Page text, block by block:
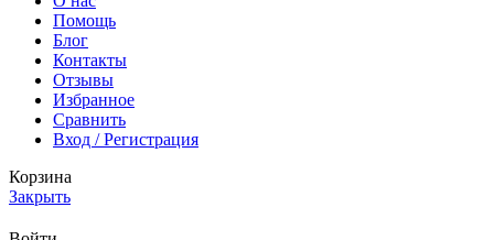
Помощь
Блог
Контакты
Отзывы
Избранное
Сравнить
Вход / Регистрация
Корзина
Закрыть